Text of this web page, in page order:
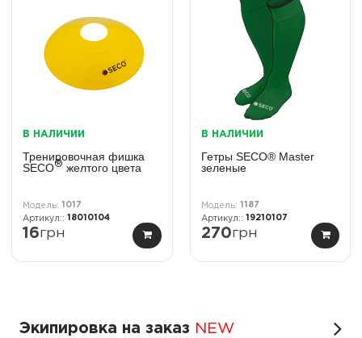
В НАЛИЧИИ
Тренировочная фишка
SECO® желтого цвета
1017
18010104
16грн
В НАЛИЧИИ
Гетры SECO® Master
зеленые
1187
19210107
270грн
Экипировка на заказ NEW